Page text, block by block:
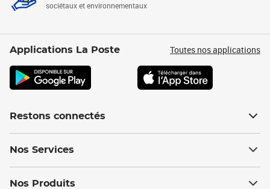
sociétaux et environnementaux
Applications La Poste Toutes nos applications
Restons connectés
Nos Services
Nos Produits